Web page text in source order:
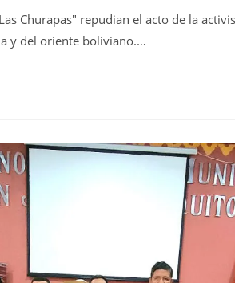
Churapas" repudian el acto de la
y del oriente boliviano.…